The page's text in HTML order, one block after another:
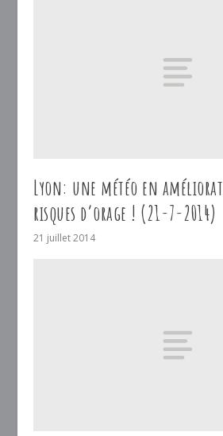
Lyon: une météo en
risques d’orage ! (21-7-2014)
21 juillet 2014